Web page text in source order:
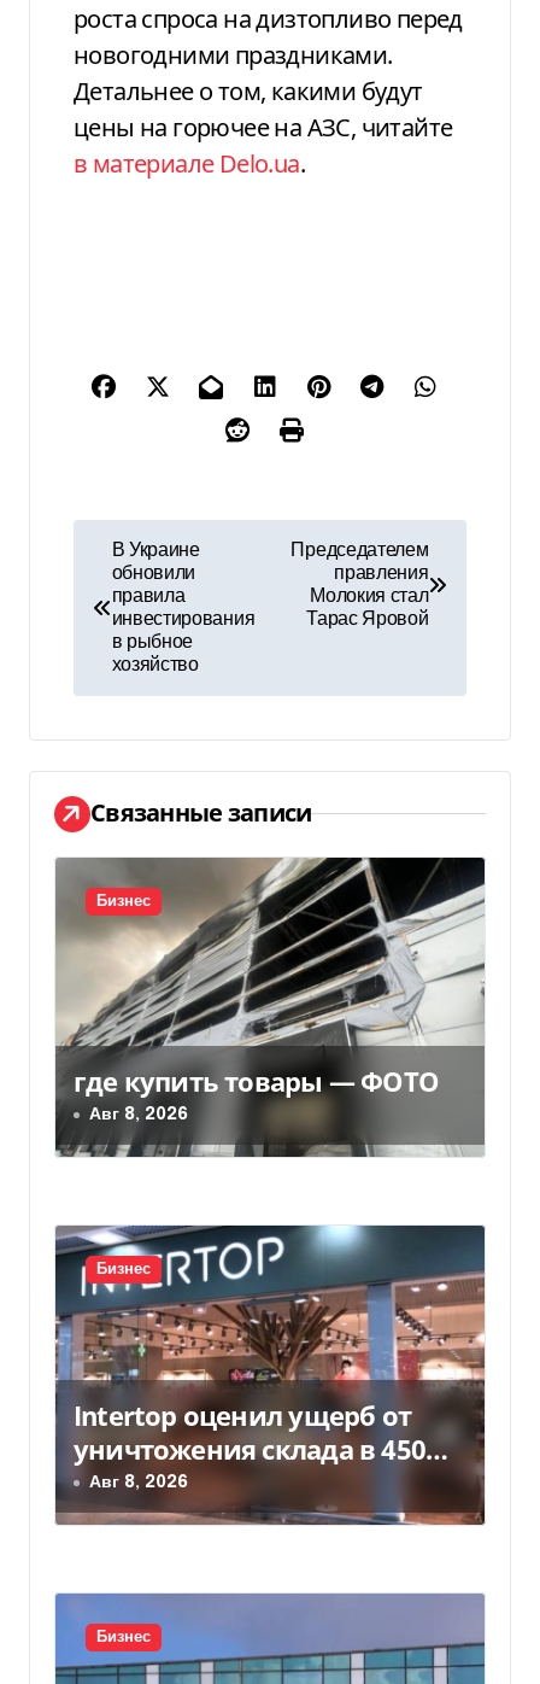
роста спроса на дизтопливо перед
новогодними праздниками.
Детальнее о том, какими будут
цены на горючее на АЗС, читайте
в материале Delo.ua.
и
г
а
ц
и
я
о
з
а
и
с
я
м
В Украине
обновили
правила
инвестирования
в рыбное
хозяйство
Председателем
правления
Молокия стал
Тарас Яровой
Связанные записи
Бизнес
где купить товары — ФОТО
Авг 8, 2026
Бизнес
Intertop оценил ущерб от
уничтожения склада в 450
млн грн
Авг 8, 2026
Бизнес